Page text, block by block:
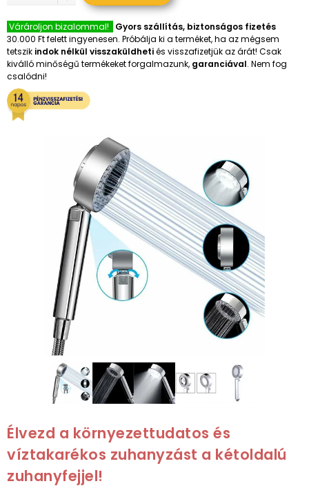
Várároljon bizalommal!
Gyors szállítás, biztonságos fizetés
30.000 Ft felett ingyenesen. Próbálja ki a terméket, ha az mégsem
tetszik indok nélkül visszaküldhetiés visszafizetjük az árát! Csak
kiválló minőségű termékeket forgalmazunk, garanciával. Nem fog
csalódni!
Élvezd a környezettudatos és
víztakarékos zuhanyzást a kétoldalú
zuhanyfejjel!